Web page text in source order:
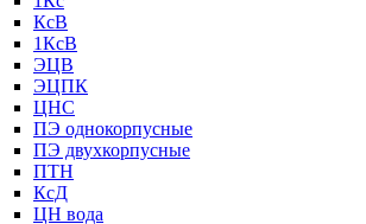
КсВ
1КсВ
ЭЦВ
ЭЦПК
ЦНС
ПЭ однокорпусные
ПЭ двухкорпусные
ПТН
КсД
ЦН вода